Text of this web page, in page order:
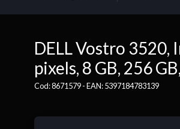
DELL Vostro 3520,
pixels, 8 GB, 256
Cod: 8671579 - EAN: 5397184783139